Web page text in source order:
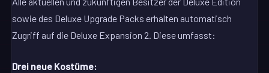
sowie des Deluxe Upgrade Packs erhalten automatisch
Zugriff auf die Deluxe Expansion 2. Diese umfasst:
Drei neue Kostüme: